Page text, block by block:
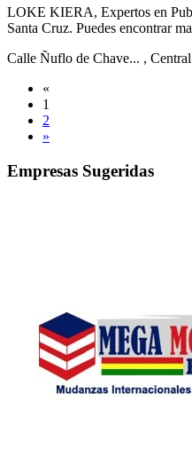
LOKE KIERA, Expertos en
Santa Cruz. Puedes encontrar
Calle Ñuflo de Chave... , Central
«
1
2
»
Empresas Sugeridas